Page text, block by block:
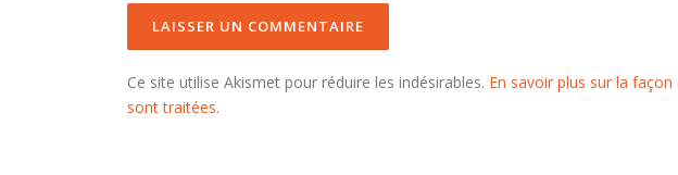
Ce site utilise Akismet pour réduire les indésirables. En savoir plus sur la
sont traitées.